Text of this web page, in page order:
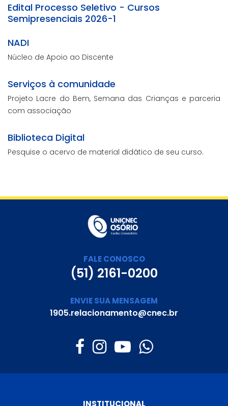
Edital Processo Seletivo - Cursos
Semipresenciais 2026-1
NADI
Núcleo de Apoio ao Discente
Serviços à comunidade
Projeto Lacre do Bem, Semana das Crianças e parceria
com associação
Biblioteca Digital
Pesquise o acervo de material didático de seu curso.
FALE CONOSCO
(51) 2161-0200
ENVIE SUA MENSAGEM
1905.relacionamento@cnec.br
INSTITUCIONAL